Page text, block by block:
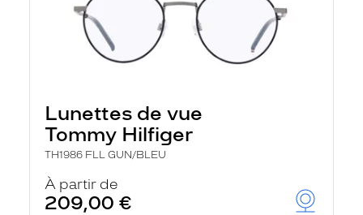
Lunettes de vue
Tommy Hilfiger
TH1986 FLL GUN/BLEU
À partir de
209,00 €